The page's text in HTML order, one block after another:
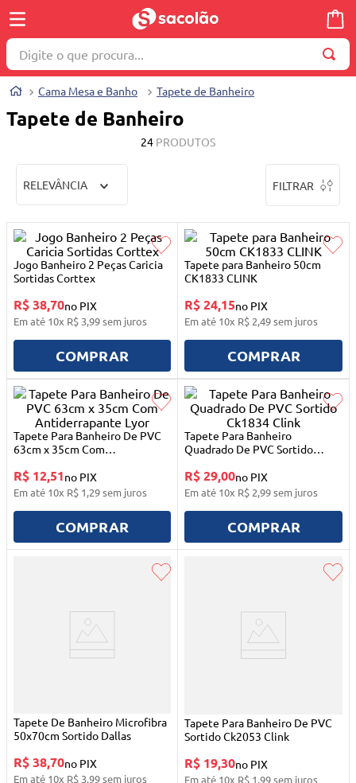
Digite o que procura...
Cama Mesa e Banho Tapete de Banheiro
Tapete de Banheiro
24 PRODUTOS
RELEVÂNCIA FILTRAR
Jogo Banheiro 2 Peças Caricia
Sortidas Corttex
R$ 38,70no PIX
Em até 10x R$ 3,99sem juros
COMPRAR
Tapete para Banheiro 50cm
CK1833 CLINK
R$ 24,15no PIX
Em até 10x R$ 2,49sem juros
COMPRAR
Tapete Para Banheiro De PVC
63cm x 35cm Com
R$ 12,51no PIX
Em até 10x R$ 1,29sem juros
COMPRAR
Tapete Para Banheiro
Quadrado De PVC Sortido
R$ 29,00no PIX
Em até 10x R$ 2,99sem juros
COMPRAR
Tapete De Banheiro Microfibra
50x70cm Sortido Dallas
R$ 38,70no PIX
Em até 10x R$ 3,99sem juros
Tapete Para Banheiro De PVC
Sortido Ck2053 Clink
R$ 19,30no PIX
Em até 10x R$ 1,99sem juros
TERMOS MAIS BUSCADOS
2º
brinquedo
máquina costura
5º
cosmetico
carrinho reversível
7º
truss
8º
mesa dobrável notebook
quadriciclo